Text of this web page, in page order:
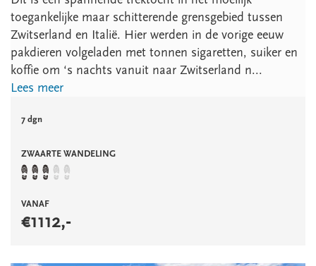
toegankelijke maar schitterende grensgebied tussen
Zwitserland en Italië. Hier werden in de vorige eeuw
pakdieren volgeladen met tonnen sigaretten, suiker en
koffie om ‘s nachts vanuit naar Zwitserland n...
Lees meer
7 dgn
ZWAARTE WANDELING
VANAF
€1112,-